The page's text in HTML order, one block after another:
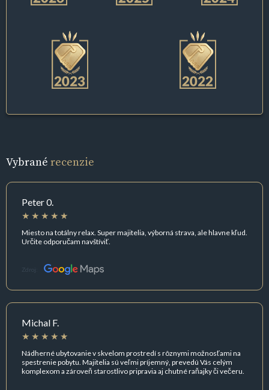
Vybrané recenzie
Peter 0.
Miesto na totálny relax. Super majitelia, výborná strava, ale hlavne kľud.
Určite odporučam navštíviť.
Zdroj:
Michal F.
Nádherné ubytovanie v skvelom prostredí s rôznymi možnosťami na
spestrenie pobytu. Majitelia sú veľmi príjemný, prevedú Vás celým
komplexom a zároveň starostlivo pripravia aj chutné raňajky či večeru.